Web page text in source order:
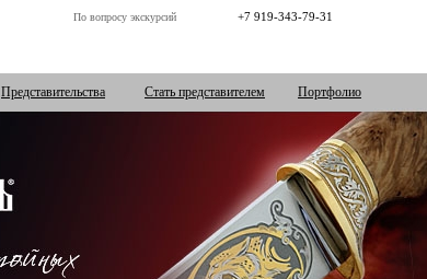
По вопросу экскурсий +7 919-343-79-31
Представительства Стать представителем Портфолио